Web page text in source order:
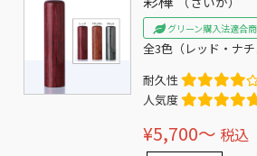
グリーン購入法適合
全3色（レッド・ナチ
耐久性
人気度
¥5,700〜 税込